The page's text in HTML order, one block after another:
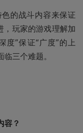
的战斗内容来保证
，玩家的游戏理解加
度”保证“广度”的上
三个难题。
容？